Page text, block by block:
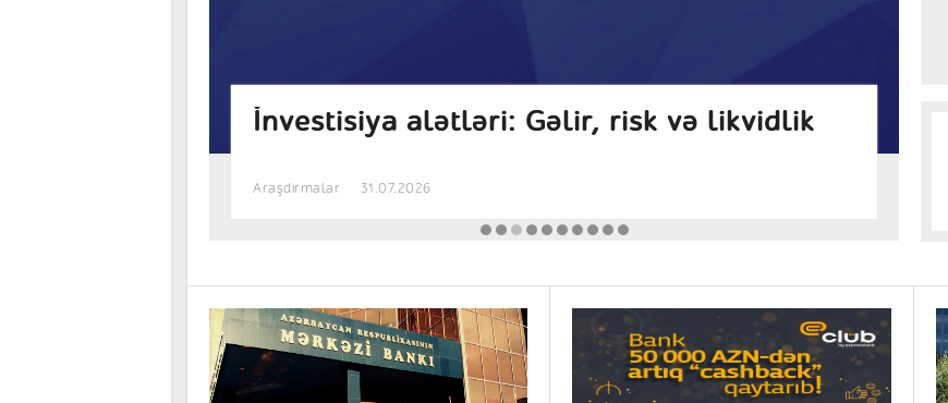
Banklar I yarımili necə başa vurdular? –
Bank 29.07.2026